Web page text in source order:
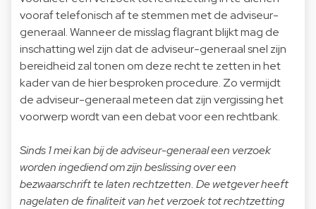
vooraf telefonisch af te stemmen met de adviseur-
generaal. Wanneer de misslag flagrant blijkt mag de
inschatting wel zijn dat de adviseur-generaal snel zijn
bereidheid zal tonen om deze recht te zetten in het
kader van de hier besproken procedure. Zo vermijdt
de adviseur-generaal meteen dat zijn vergissing het
voorwerp wordt van een debat voor een rechtbank.
Sinds 1 mei kan bij de adviseur-generaal een verzoek
worden ingediend om zijn beslissing over een
bezwaarschrift te laten rechtzetten. De wetgever heeft
nagelaten de finaliteit van het verzoek tot rechtzetting